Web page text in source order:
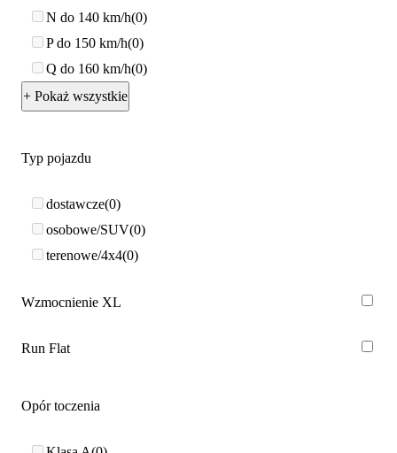
N do 140 km/h 0
P do 150 km/h 0
Q do 160 km/h 0
+ Pokaż wszystkie
Typ pojazdu
dostawcze 0
osobowe/SUV 0
terenowe/4x4 0
Wzmocnienie XL
Run Flat
Opór toczenia